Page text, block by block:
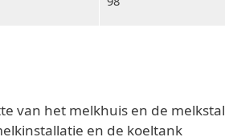
van het melkhuis en de melkstal
en de koeltank